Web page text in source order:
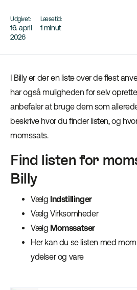
Udgivet:
16. april
2026
Læsetid:
1 minut
I Billy er der en liste over de flest
har også muligheden for selv
anbefaler at bruge dem som
beskrive hvor du finder listen, og
momssats.
Find listen for
Billy
Vælg Indstillinger
Vælg Virksomheder
Vælg Momssatser
Her kan du se listen med
ydelser og vare